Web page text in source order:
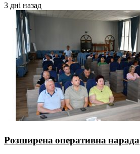
3 дні назад
Розширена оперативна нарада